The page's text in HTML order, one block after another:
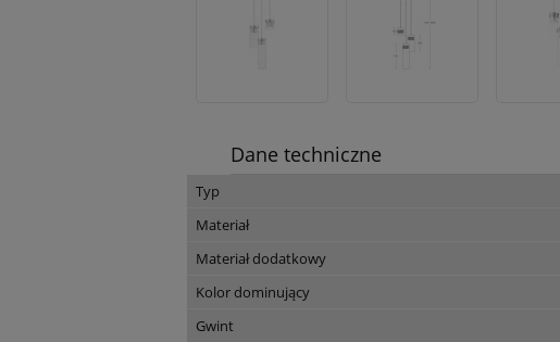
Dane techniczne
Typ
Materiał
Materiał dodatkowy
Kolor dominujący
Gwint